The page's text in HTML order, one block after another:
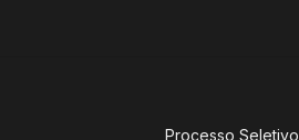
Processo Seletivo